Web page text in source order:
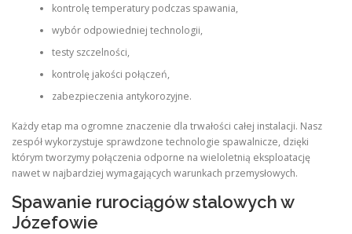
kontrolę temperatury podczas spawania,
wybór odpowiedniej technologii,
testy szczelności,
kontrolę jakości połączeń,
zabezpieczenia antykorozyjne.
Każdy etap ma ogromne znaczenie dla trwałości całej instalacji. Nasz
zespół wykorzystuje sprawdzone technologie spawalnicze, dzięki
którym tworzymy połączenia odporne na wieloletnią eksploatację
nawet w najbardziej wymagających warunkach przemysłowych.
Spawanie rurociągów stalowych w
Józefowie